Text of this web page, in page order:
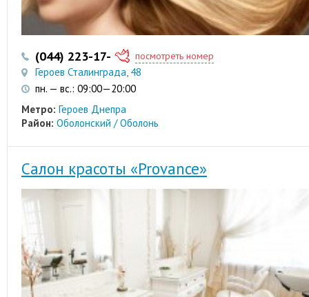
(044) 223-17-52 посмотреть номер
Героев Сталинграда, 48
пн. — вс.: 09:00—20:00
Метро: Героев Днепра
Район: Оболонский / Оболонь
Салон красоты «Provance»